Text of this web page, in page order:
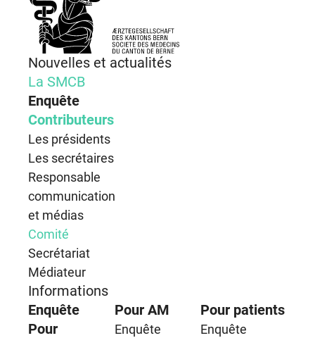
Nouvelles et actualités
La SMCB
Enquête
Contributeurs
Les présidents
Les secrétaires
Responsable
communication
et médias
Comité
Secrétariat
Médiateur
Informations
Enquête
Pour
Pour AM
Enquête
Pour patients
Enquête